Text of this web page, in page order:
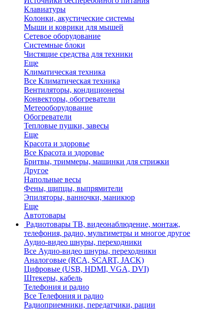
Клавиатуры
Колонки, акустические системы
Мыши и коврики для мышей
Сетевое оборудование
Системные блоки
Чистящие средства для техники
Еще
Климатическая техника
Все Климатическая техника
Вентиляторы, кондиционеры
Конвекторы, обогреватели
Метеооборудование
Обогреватели
Тепловые пушки, завесы
Еще
Красота и здоровье
Все Красота и здоровье
Бритвы, триммеры, машинки для стрижки
Другое
Напольные весы
Фены, щипцы, выпрямители
Эпиляторы, ванночки, маникюр
Еще
Автотовары
Радиотовары ТВ, видеонаблюдение, монтаж,
телефония, радио, мультиметры и многое другое
Аудио-видео шнуры, переходники
Все Аудио-видео шнуры, переходники
Аналоговые (RCA, SCART, JACK)
Цифровые (USB, HDMI, VGA, DVI)
Штекеры, кабель
Телефония и радио
Все Телефония и радио
Радиоприемники, передатчики, рации